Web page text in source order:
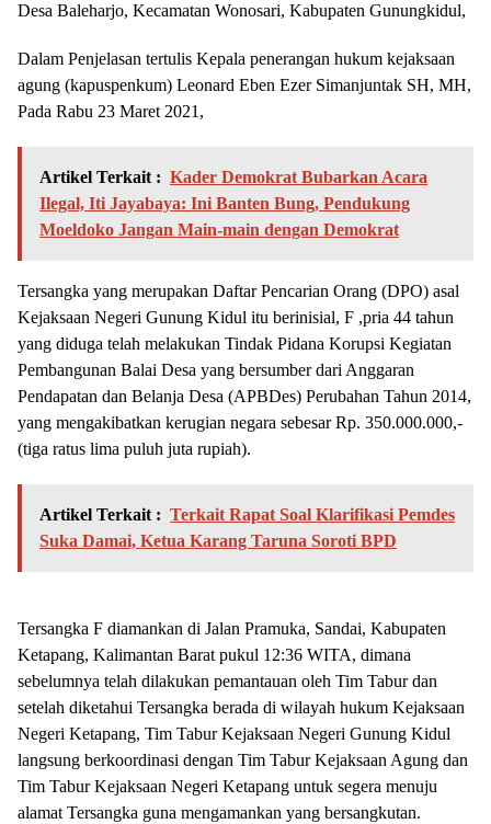
Desa Baleharjo, Kecamatan Wonosari, Kabupaten Gunungkidul,
Dalam Penjelasan tertulis Kepala penerangan hukum kejaksaan
agung (kapuspenkum) Leonard Eben Ezer Simanjuntak SH, MH,
Pada Rabu 23 Maret 2021,
Artikel Terkait : Kader Demokrat Bubarkan Acara
Ilegal, Iti Jayabaya: Ini Banten Bung, Pendukung
Moeldoko Jangan Main-main dengan Demokrat
Tersangka yang merupakan Daftar Pencarian Orang (DPO) asal
Kejaksaan Negeri Gunung Kidul itu berinisial, F ,pria 44 tahun
yang diduga telah melakukan Tindak Pidana Korupsi Kegiatan
Pembangunan Balai Desa yang bersumber dari Anggaran
Pendapatan dan Belanja Desa (APBDes) Perubahan Tahun 2014,
yang mengakibatkan kerugian negara sebesar Rp. 350.000.000,-
(tiga ratus lima puluh juta rupiah).
Artikel Terkait : Terkait Rapat Soal Klarifikasi Pemdes
Suka Damai, Ketua Karang Taruna Soroti BPD
Tersangka F diamankan di Jalan Pramuka, Sandai, Kabupaten
Ketapang, Kalimantan Barat pukul 12:36 WITA, dimana
sebelumnya telah dilakukan pemantauan oleh Tim Tabur dan
setelah diketahui Tersangka berada di wilayah hukum Kejaksaan
Negeri Ketapang, Tim Tabur Kejaksaan Negeri Gunung Kidul
langsung berkoordinasi dengan Tim Tabur Kejaksaan Agung dan
Tim Tabur Kejaksaan Negeri Ketapang untuk segera menuju
alamat Tersangka guna mengamankan yang bersangkutan.